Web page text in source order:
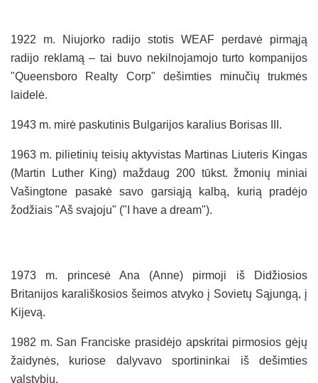
1922 m. Niujorko radijo stotis WEAF perdavė pirmąją
radijo reklamą – tai buvo nekilnojamojo turto kompanijos
"Queensboro Realty Corp" dešimties minučių trukmės
laidelė.
1943 m. mirė paskutinis Bulgarijos karalius Borisas III.
1963 m. pilietinių teisių aktyvistas Martinas Liuteris Kingas
(Martin Luther King) maždaug 200 tūkst. žmonių miniai
Vašingtone pasakė savo garsiąją kalbą, kurią pradėjo
žodžiais "Aš svajoju" ("I have a dream").
1973 m. princesė Ana (Anne) pirmoji iš Didžiosios
Britanijos karališkosios šeimos atvyko į Sovietų Sąjungą, į
Kijevą.
1982 m. San Franciske prasidėjo apskritai pirmosios gėjų
žaidynės, kuriose dalyvavo sportininkai iš dešimties
valstybių.